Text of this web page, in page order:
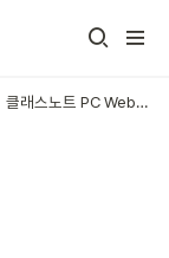
클래스노트 PC Web이 오픈 되었어요!